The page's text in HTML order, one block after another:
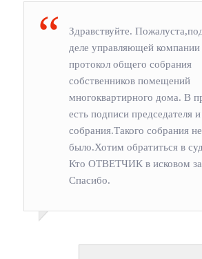
Здравствуйте.
деле управляющей компании
протокол общего собрания
собственников помещений
многоквартирного дома. В
есть подписи председателя
собрания.Такого собрания не
было.Хотим обратиться в
Кто ОТВЕТЧИК в исковом
Спасибо.